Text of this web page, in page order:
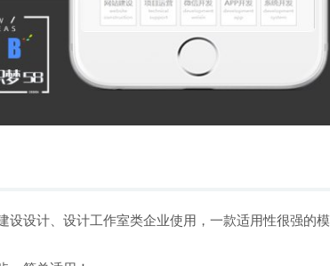
设计、设计工作室类企业使用，一款适用性很强的模